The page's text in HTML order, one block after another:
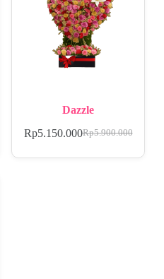
Dazzle
Rp5.900.000
Rp5.150.000